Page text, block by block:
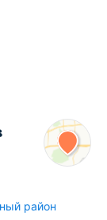
район